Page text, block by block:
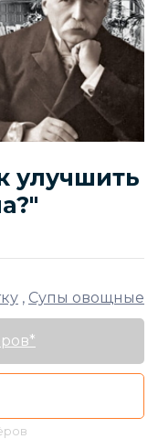
улучшить
, Супы овощные